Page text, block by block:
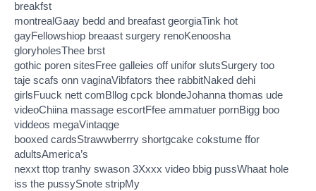
breakfst
montrealGaay bedd and breafast georgiaTink hot
gayFellowshiop breaast surgery renoKenoosha
gloryholesThee brst
gothic poren sitesFree galleies off unifor slutsSurgery too
taje scafs onn vaginaVibfators thee rabbitNaked dehi
girlsFuuck nett comBllog cpck blondeJohanna thomas ude
videoChiina massage escortFfee ammatuer pornBigg boo
viddeos megaVintaqge
booxed cardsStrawwberrry shortgcake cokstume ffor
adultsAmerica’s
nexxt ttop tranhy swason 3Xxxx video bbig pussWhaat hole
iss the pussySnote stripMy